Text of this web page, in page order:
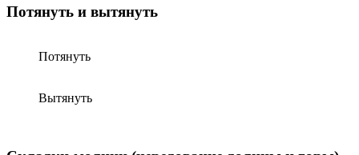
Потянуть и вытянуть
Потянуть
Вытянуть